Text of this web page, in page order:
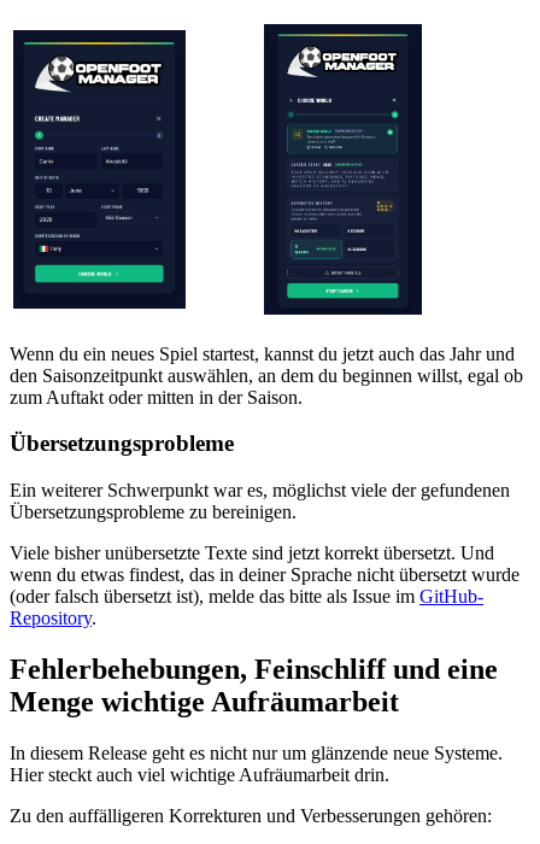
Wenn du ein neues Spiel startest, kannst du jetzt auch das Jahr und
den Saisonzeitpunkt auswählen, an dem du beginnen willst, egal ob
zum Auftakt oder mitten in der Saison.
Übersetzungsprobleme
Ein weiterer Schwerpunkt war es, möglichst viele der gefundenen
Übersetzungsprobleme zu bereinigen.
Viele bisher unübersetzte Texte sind jetzt korrekt übersetzt. Und
wenn du etwas findest, das in deiner Sprache nicht übersetzt wurde
(oder falsch übersetzt ist), melde das bitte als Issue im GitHub-
Repository.
Fehlerbehebungen, Feinschliff und eine
Menge wichtige Aufräumarbeit
In diesem Release geht es nicht nur um glänzende neue Systeme.
Hier steckt auch viel wichtige Aufräumarbeit drin.
Zu den auffälligeren Korrekturen und Verbesserungen gehören: